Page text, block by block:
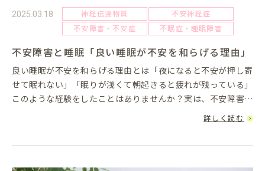
2025.03.18 神経伝達物質
不安神経症
不安障害・不安症
不眠症・睡眠障害
不安障害と睡眠「良い睡眠が不安を和らげる理由」
良い睡眠が不安を和らげる理由とは「夜になると不安が押し寄
せて眠れない」「眠りが浅くて朝起きると疲れが残っている」
このような経験をしたことはありませんか？実は、不安障害と
睡眠には密接な関係があります。睡眠不足が不安を悪化させ、
詳しく読む